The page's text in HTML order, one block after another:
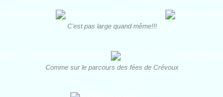
C'est pas large quand même!!!
Comme sur le parcours des fées de Crévoux